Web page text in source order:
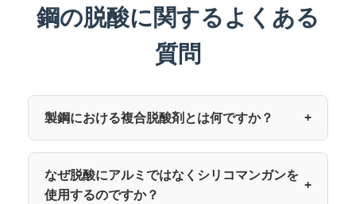
鋼の脱酸に関するよくある
質問
製鋼における複合脱酸剤とは何ですか？ +
なぜ脱酸にアルミではなくシリコマンガンを
使用するのですか？
+